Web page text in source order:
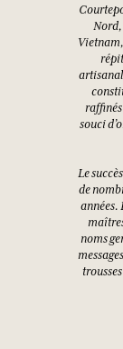
Nord,
raffinés
souci
Le
de
années.
noms